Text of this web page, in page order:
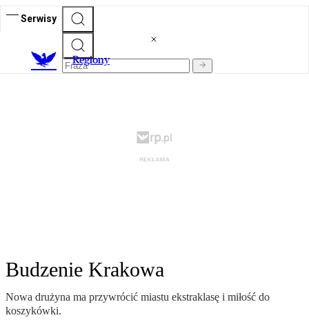
Serwisy
Regiony
Budzenie Krakowa
Nowa drużyna ma przywrócić miastu ekstraklasę i miłość do
koszykówki.